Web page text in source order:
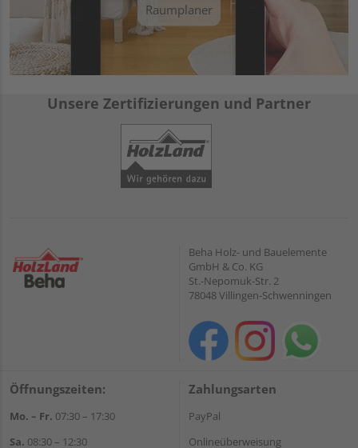
Raumplaner
Unsere Zertifizierungen und Partner
Beha Holz- und Bauelemente
GmbH & Co. KG
St.-Nepomuk-Str. 2
78048 Villingen-Schwenningen
Öffnungszeiten:
Mo. – Fr. 07:30 – 17:30
Sa. 08:30 – 12:30
Zahlungsarten
PayPal
Onlineüberweisung